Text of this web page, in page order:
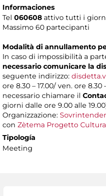
Informaciones
Tel 060608 attivo tutti i giorni
Massimo 60 partecipanti
Modalità di annullamento
In caso di impossibilità a
necessario comunicare la
seguente indirizzo:
ore 8.30 – 17.00/ ven. ore 8.30
necessario chiamare il
giorni dalle ore 9.00 alle
Organizzazione:
con Zètema Progetto Cultura
Tipología
Meeting